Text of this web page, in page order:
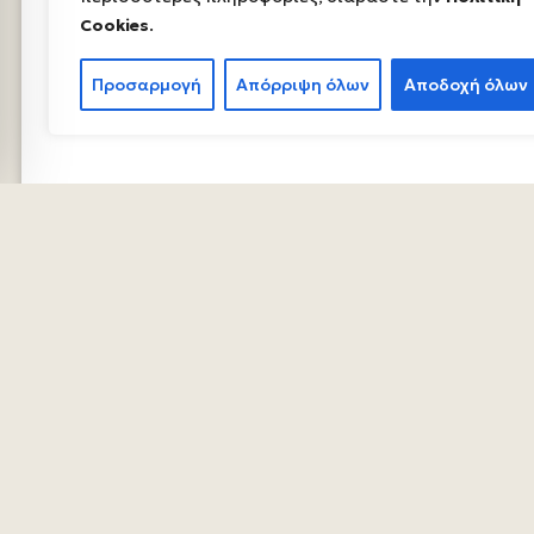
Cookies.
Προσαρμογή Απόρριψη όλων Αποδοχή όλων